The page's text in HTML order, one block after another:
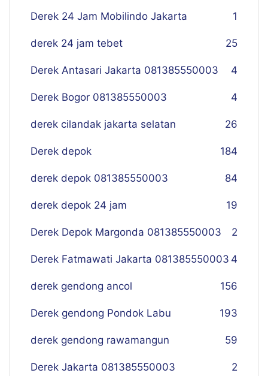
Derek 24 Jam Mobilindo Jakarta 1
derek 24 jam tebet 25
Derek Antasari Jakarta 081385550003 4
Derek Bogor 081385550003 4
derek cilandak jakarta selatan 26
Derek depok 184
derek depok 081385550003 84
derek depok 24 jam 19
Derek Depok Margonda 081385550003 2
Derek Fatmawati Jakarta 081385550003 4
derek gendong ancol 156
Derek gendong Pondok Labu 193
derek gendong rawamangun 59
Derek Jakarta 081385550003 2